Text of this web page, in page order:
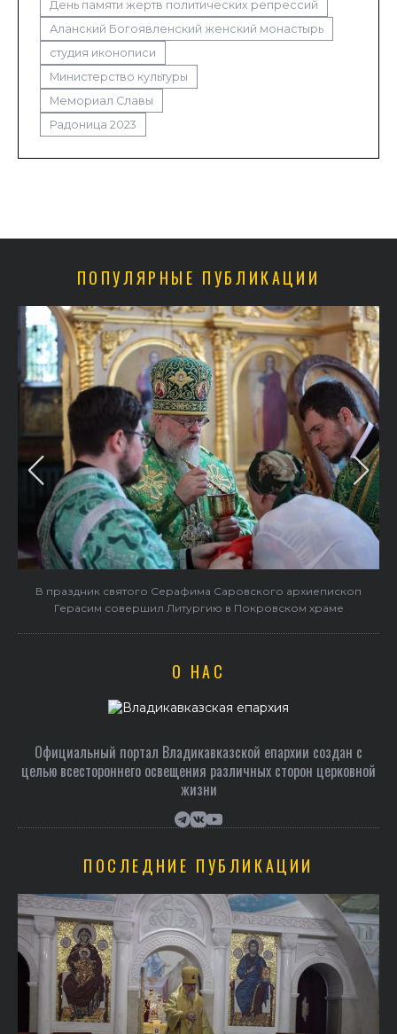
День памяти жертв политических репрессий
Аланский Богоявленский женский монастырь
студия иконописи
Министерство культуры
Мемориал Славы
Радоница 2023
ПОПУЛЯРНЫЕ ПУБЛИКАЦИИ
В праздник святого Серафима Саровского архиепископ
Герасим совершил Литургию в Покровском храме
О НАС
Официальный портал Владикавказской епархии создан c
целью всестороннего освещения различных сторон церковной
жизни
ПОСЛЕДНИЕ ПУБЛИКАЦИИ